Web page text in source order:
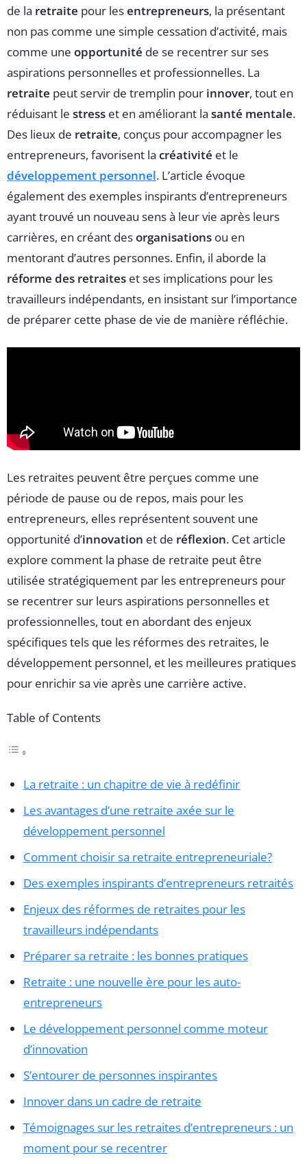
de la retraite pour lesentrepreneurs, la présentant
non pas comme une simple cessation d’activité, mais
comme une opportunité de se recentrer sur ses
aspirations personnelles et professionnelles. La
retraite peut servir de tremplin pour innover, tout en
réduisant le stress et en améliorant la santé mentale.
Des lieux de retraite, conçus pour accompagner les
entrepreneurs, favorisent la créativité et le
développement personnel. L’article évoque
également des exemples inspirants d’entrepreneurs
ayant trouvé un nouveau sens à leur vie après leurs
carrières, en créant desorganisations ou en
mentorant d’autres personnes. Enfin, il aborde la
réforme des retraites et ses implications pour les
travailleurs indépendants, en insistant sur l’importance
de préparer cette phase de vie de manière réfléchie.
Les retraites peuvent être perçues comme une
période de pause ou de repos, mais pour les
entrepreneurs, elles représentent souvent une
opportunité d’innovation et de réflexion. Cet article
explore comment la phase de retraite peut être
utilisée stratégiquement par les entrepreneurs pour
se recentrer sur leurs aspirations personnelles et
professionnelles, tout en abordant des enjeux
spécifiques tels que les réformes des retraites, le
développement personnel, et les meilleures pratiques
pour enrichir sa vie après une carrière active.
Table of Contents
La retraite : un chapitre de vie à redéfinir
Les avantages d’une retraite axée sur le
développement personnel
Comment choisir sa retraite entrepreneuriale?
Des exemples inspirants d’entrepreneurs retraités
Enjeux des réformes de retraites pour les
travailleurs indépendants
Préparer sa retraite : les bonnes pratiques
Retraite : une nouvelle ère pour les auto-
entrepreneurs
Le développement personnel comme moteur
d’innovation
S’entourer de personnes inspirantes
Innover dans un cadre de retraite
Témoignages sur les retraites d’entrepreneurs : un
moment pour se recentrer